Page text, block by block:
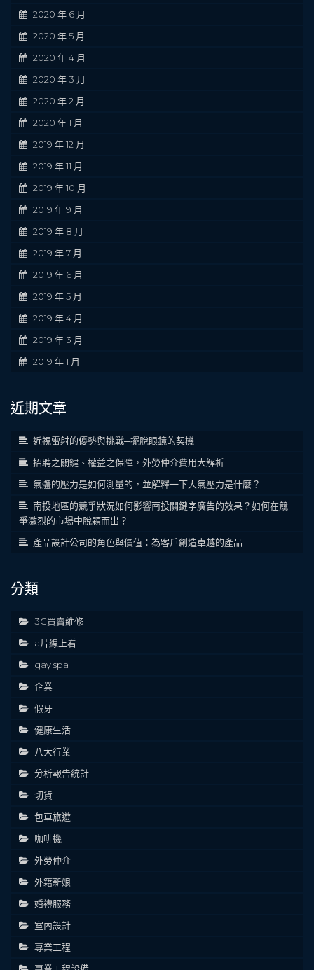
2020 年 6 月
2020 年 5 月
2020 年 4 月
2020 年 3 月
2020 年 2 月
2020 年 1 月
2019 年 12 月
2019 年 11 月
2019 年 10 月
2019 年 9 月
2019 年 8 月
2019 年 7 月
2019 年 6 月
2019 年 5 月
2019 年 4 月
2019 年 3 月
2019 年 1 月
近期文章
近視雷射的優勢與挑戰─擺脫眼鏡的契機
招聘之關鍵、權益之保障，外勞仲介費用大解析
氣體的壓力是如何測量的，並解釋一下大氣壓力是什麼？
南投地區的競爭狀況如何影響南投關鍵字廣告的效果？如何在競
爭激烈的市場中脫穎而出？
產品設計公司的角色與價值：為客戶創造卓越的產品
分類
3C買賣維修
a片線上看
gay spa
企業
假牙
健康生活
八大行業
分析報告統計
切貨
包車旅遊
咖啡機
外勞仲介
外籍新娘
婚禮服務
室內設計
專業工程